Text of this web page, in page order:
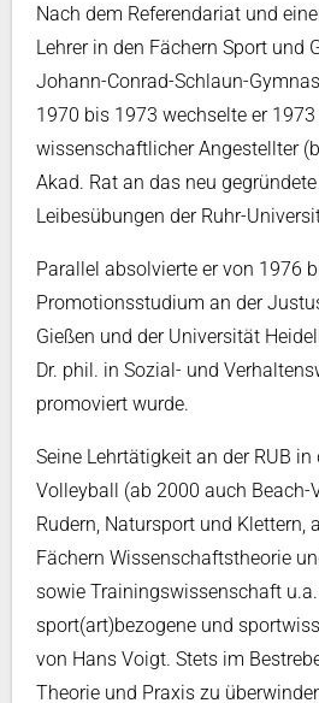
Nach dem Referendariat und
Lehrer in den Fächern Sport und
Johann-Conrad-Schlaun-
1970 bis 1973 wechselte er
wissenschaftlicher Angestellter
Akad. Rat an das neu
Leibesübungen der Ruhr-
Parallel absolvierte er von 1976
Promotionsstudium an der
Gießen und der Universität
Dr. phil. in Sozial- und
promoviert wurde.
Seine Lehrtätigkeit an der RUB in
Volleyball (ab 2000 auch Beach-
Rudern, Natursport und Klettern,
Fächern Wissenschaftstheorie
sowie Trainingswissenschaft
sport(art)bezogene und
von Hans Voigt. Stets im
Theorie und Praxis zu